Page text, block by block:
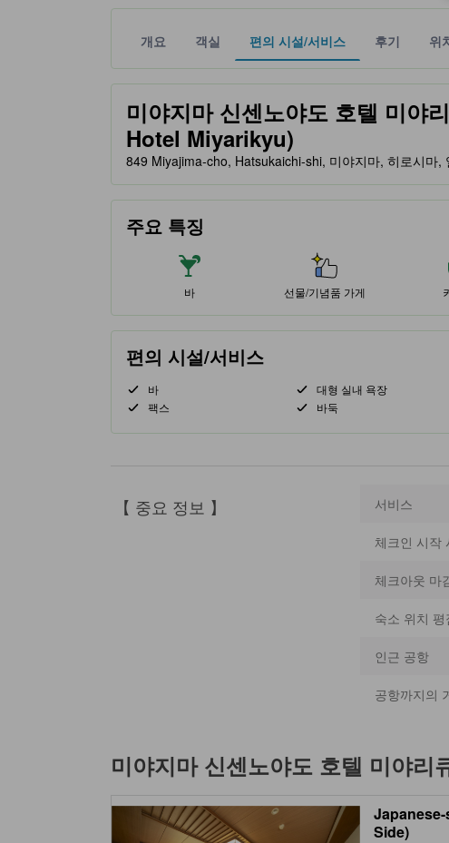
개요 객실 편의 시설/서비스 후기 위
미야지마 신센노야도 호텔 미
Hotel Miyarikyu)
tooltip
노란색 별 표시는 기대할 수 있는 편안함, 편의 시설 및 서
849 Miyajima-cho, Hatsukaichi-shi, 미야지마, 히로시마,
주요 특징
바 선물/기념품 가게
편의 시설/서비스
바 대형 실내 욕장
팩스
바둑
【 중요 정보 】 서비스
체크인 시작
체크아웃 마
숙소 위치 평
인근 공항
공항까지의
미야지마 신센노야도 호텔 미야리
Side)